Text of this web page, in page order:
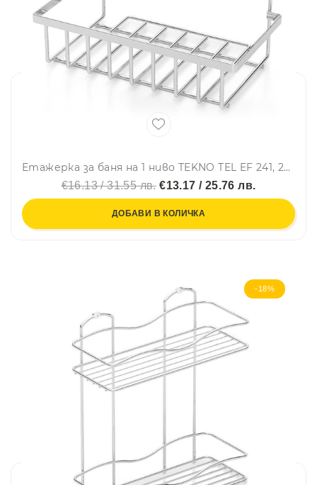
Етажерка за баня на 1 ниво TEKNO TEL EF 241, 24х15х13 см, Двойно залепване, Сребрист
€16.13 / 31.55 лв.€13.17 / 25.76 лв.
ДОБАВИ В КОЛИЧКА
-18%